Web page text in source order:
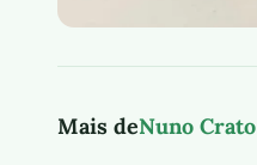
Mais deNuno Crato